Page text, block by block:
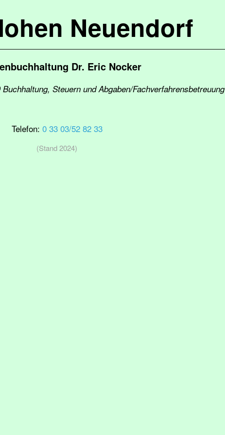
Neuendorf
Dr. Eric Nocker
Steuern und Abgaben/Fachverfahrensbetreuung
Telefon: 0 33 03/52 82 33
(Stand 2024)